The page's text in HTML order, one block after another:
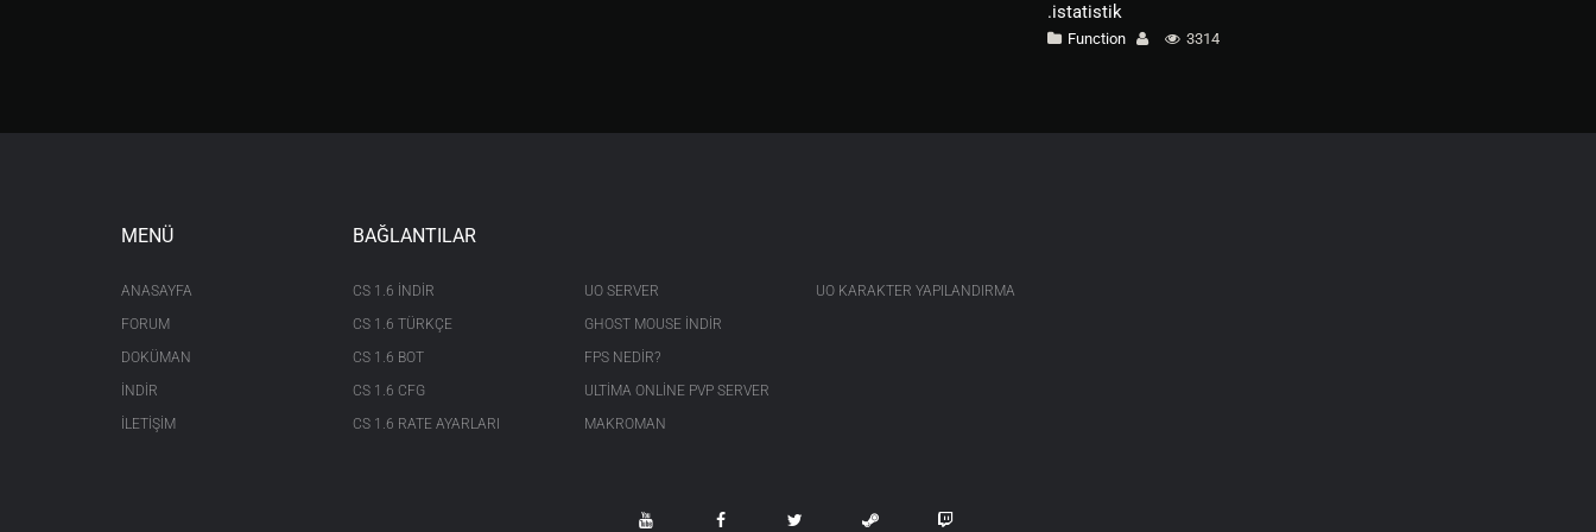
.istatistik
Function 3314
MENÜ
ANASAYFA
FORUM
DOKÜMAN
İNDİR
İLETİŞİM
BAĞLANTILAR
CS 1.6 INDIR
CS 1.6 TÜRKÇE
CS 1.6 BOT
CS 1.6 CFG
CS 1.6 RATE AYARLARI
UO SERVER
GHOST MOUSE INDIR
FPS NEDIR?
ULTIMA ONLINE PVP SERVER
MAKROMAN
UO KARAKTER YAPILANDIRMA